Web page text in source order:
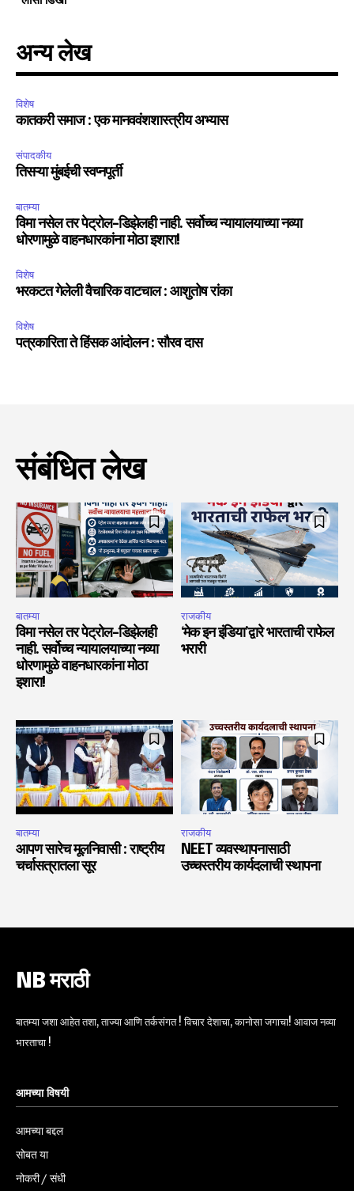
अन्य लेख
विशेष
कातकरी समाज : एक मानववंशशास्त्रीय अभ्यास
संपादकीय
तिसऱ्या मुंबईची स्वप्नपूर्ती
बातम्या
विमा नसेल तर पेट्रोल-डिझेलही नाही. सर्वोच्च न्यायालयाच्या नव्या
धोरणामुळे वाहनधारकांना मोठा इशारा!
विशेष
भरकटत गेलेली वैचारिक वाटचाल : आशुतोष रांका
विशेष
पत्रकारिता ते हिंसक आंदोलन : सौरव दास
संबंधित लेख
बातम्या
विमा नसेल तर पेट्रोल-डिझेलही
नाही. सर्वोच्च न्यायालयाच्या नव्या
धोरणामुळे वाहनधारकांना मोठा
इशारा!
राजकीय
‘मेक इन इंडिया’द्वारे भारताची राफेल
भरारी
बातम्या
आपण सारेच मूलनिवासी : राष्ट्रीय
चर्चासत्रातला सूर
राजकीय
NEET व्यवस्थापनासाठी
उच्चस्तरीय कार्यदलाची स्थापना
NB मराठी
बातम्या जशा आहेत तशा, ताज्या आणि तर्कसंगत ! विचार देशाचा, कानोसा जगाचा! आवाज नव्या
भारताचा !
आमच्या विषयी
आमच्या बद्दल
सोबत या
नोकरी / संधी